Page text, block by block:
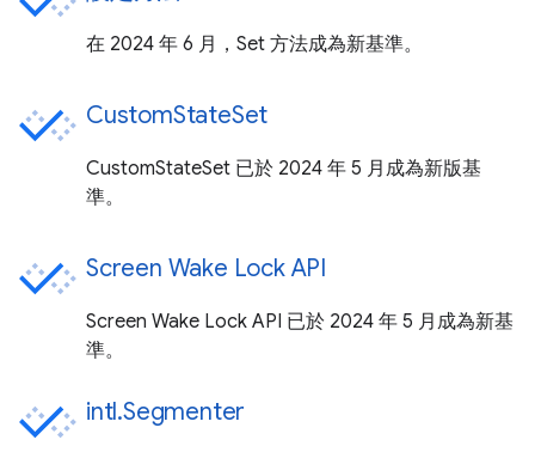
在 2024 年 6 月，Set 方法成為新基準。
CustomStateSet
CustomStateSet 已於 2024 年 5 月成為新版基
準。
Screen Wake Lock API
Screen Wake Lock API 已於 2024 年 5 月成為新基
準。
intl.Segmenter